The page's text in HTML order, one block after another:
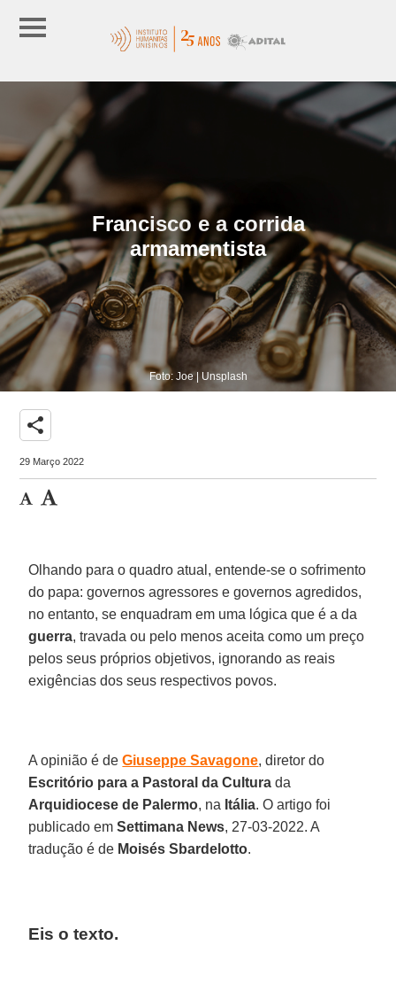
Francisco e a corrida
armamentista
Foto: Joe | Unsplash
share
29 Março 2022
Olhando para o quadro atual, entende-se o sofrimento
do papa: governos agressores e governos agredidos,
no entanto, se enquadram em uma lógica que é a da
guerra, travada ou pelo menos aceita como um preço
pelos seus próprios objetivos, ignorando as reais
exigências dos seus respectivos povos.
A opinião é deGiuseppe Savagone, diretor do
Escritório para a Pastoral da Cultura da
Arquidiocese de Palermo, na Itália. O artigo foi
publicado emSettimana News, 27-03-2022. A
tradução é de Moisés Sbardelotto.
Eis o texto.